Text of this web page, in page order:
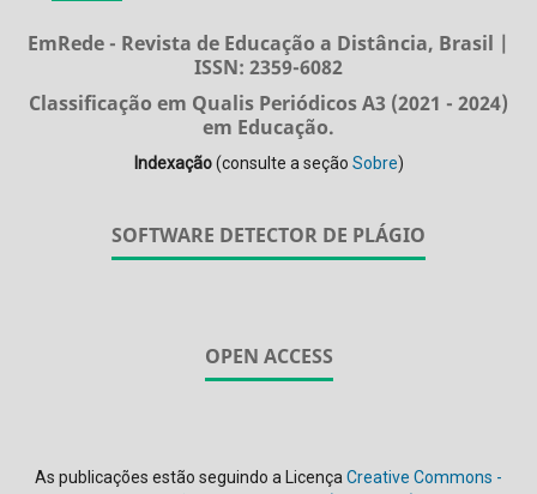
EmRede - Revista de Educação a Distância, Brasil |
ISSN: 2359-6082
Classificação em Qualis Periódicos A3 (2021 - 2024)
em Educação.
Indexação(consulte a seção Sobre)
SOFTWARE DETECTOR DE PLÁGIO
OPEN ACCESS
As publicações estão seguindo a Licença Creative Commons -